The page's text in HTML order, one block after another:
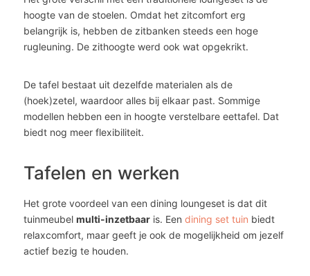
hoogte van de stoelen. Omdat het zitcomfort erg
belangrijk is, hebben de zitbanken steeds een hoge
rugleuning. De zithoogte werd ook wat opgekrikt.
De tafel bestaat uit dezelfde materialen als de
(hoek)zetel, waardoor alles bij elkaar past. Sommige
modellen hebben een in hoogte verstelbare eettafel. Dat
biedt nog meer flexibiliteit.
Tafelen en werken
Het grote voordeel van een dining loungeset is dat dit
tuinmeubel multi-inzetbaar is. Een dining set tuin biedt
relaxcomfort, maar geeft je ook de mogelijkheid om jezelf
actief bezig te houden.